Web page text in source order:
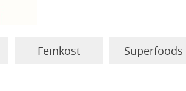
Feinkost
Superfoods